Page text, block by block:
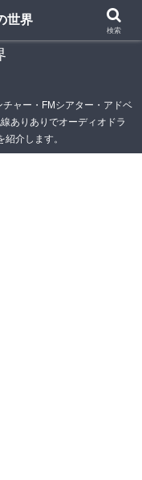
ディオドラマ・ラジ
ャー・FMシアター・アドベ
ありありでオーディオドラ
介します。
世界
検索